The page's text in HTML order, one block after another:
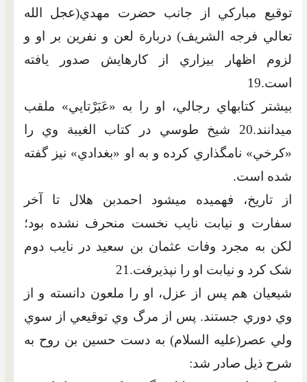
توقيع مبارکي از جانب حضرت مهدي(عجل الله
تعالي فرجه الشريف) دربارة لعن و نفرين بر او و
لزوم اظهار بيزاري از کارهايش صدور يافته
است.19
بيشتر کتاب‏هاي رجالي، او را به «عَبَرْتايي» ملقب
مي‏دانند.20 شيخ طوسي در کتاب الغيبة وي را
«کرخي» نامگذاري کرده و به او «بغدادي» نيز گفته
شده است.
از تاريخ، فهميده مي‏شود احمدبن هلال تا آخر
سفارت و نيابت نايب نخست منحرف نشده بود؛
لکن به مجرد وفات عثمان بن سعيد در نايب دوم
شک کرد و نيابت او را نپذيرفت.21
شيعيان هم پس از عزل، او را ملعون دانسته و از
وي دوري جستند. پس از مرگ وي توقيعي از سوي
ولي عصر(عليه السلام) به دست حسين بن روح به
شرح ذيل صادر شد: